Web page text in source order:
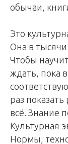
обычаи,
Это
Она в тысячи
Чтобы
ждать, пока
раз
всё. Знание
Культурная
Нормы,